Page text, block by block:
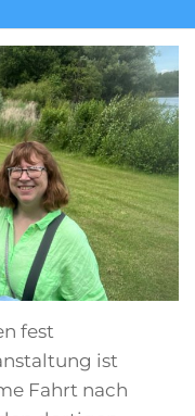
fest
ist
Fahrt nach